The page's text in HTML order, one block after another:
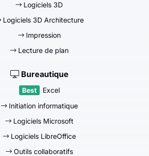
Logiciels 3D
Logiciels 3D Architecture
Impression
Lecture de plan
Bureautique
Excel
Initiation informatique
Logiciels Microsoft
Logiciels LibreOffice
Outils collaboratifs